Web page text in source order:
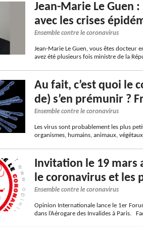
Jean-Marie Le Guen
avec les crises
Ensemble contre le coronavirus
Jean-Marie Le Guen, vous êtes docteur
avez été plusieurs fois ministre de la
Au fait, c’est quoi le
de) s’en prémunir ?
Ensemble contre le coronavirus
Les virus sont probablement les plus
organismes, humains, animaux,
Invitation le 19 mars
le coronavirus et les
Ensemble contre le coronavirus
Opinion Internationale lance le 1er
dans l’Aérogare des Invalides à Paris.